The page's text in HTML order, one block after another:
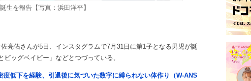
生を報告【写真：浜田洋平】
亮佑さんが5日、インスタグラムで7月31日に第1子となる男児が誕
ッグベイビー」などとつづっている。
低下を経験、引退後に気づいた数字に縛られない体作り（W-ANS